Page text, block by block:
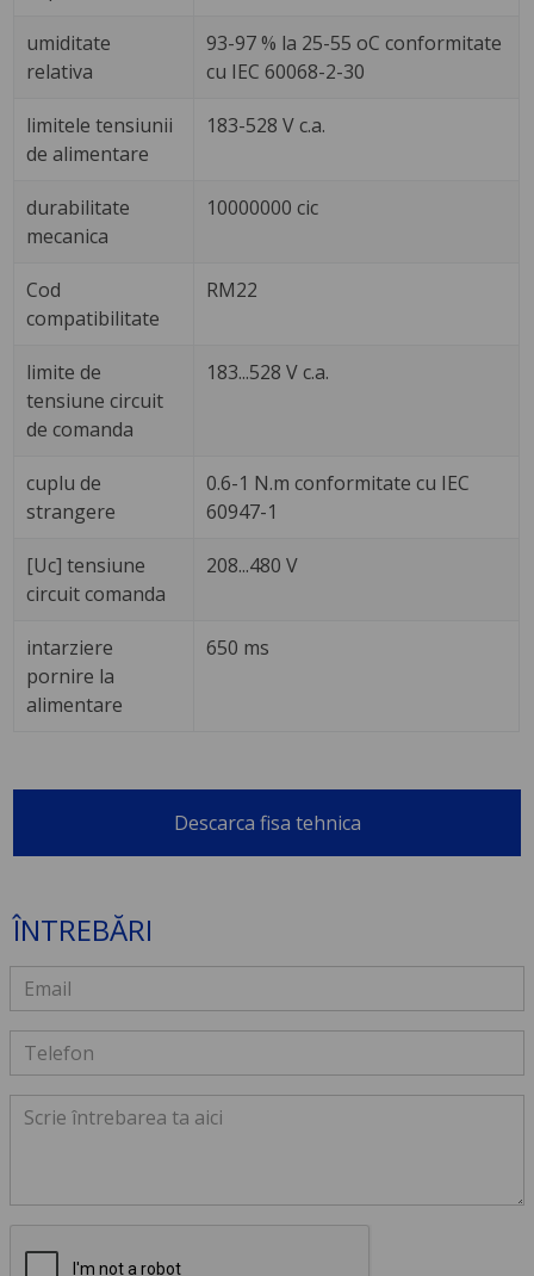
umiditate
relativa
93-97 % la 25-55 oC conformitate
cu IEC 60068-2-30
limitele tensiunii
de alimentare
183-528 V c.a.
durabilitate
mecanica
10000000 cic
Cod
compatibilitate
RM22
limite de
tensiune circuit
de comanda
183...528 V c.a.
cuplu de
strangere
0.6-1 N.m conformitate cu IEC
60947-1
[Uc] tensiune
circuit comanda
208...480 V
intarziere
pornire la
alimentare
650 ms
Descarca fisa tehnica
ÎNTREBĂRI